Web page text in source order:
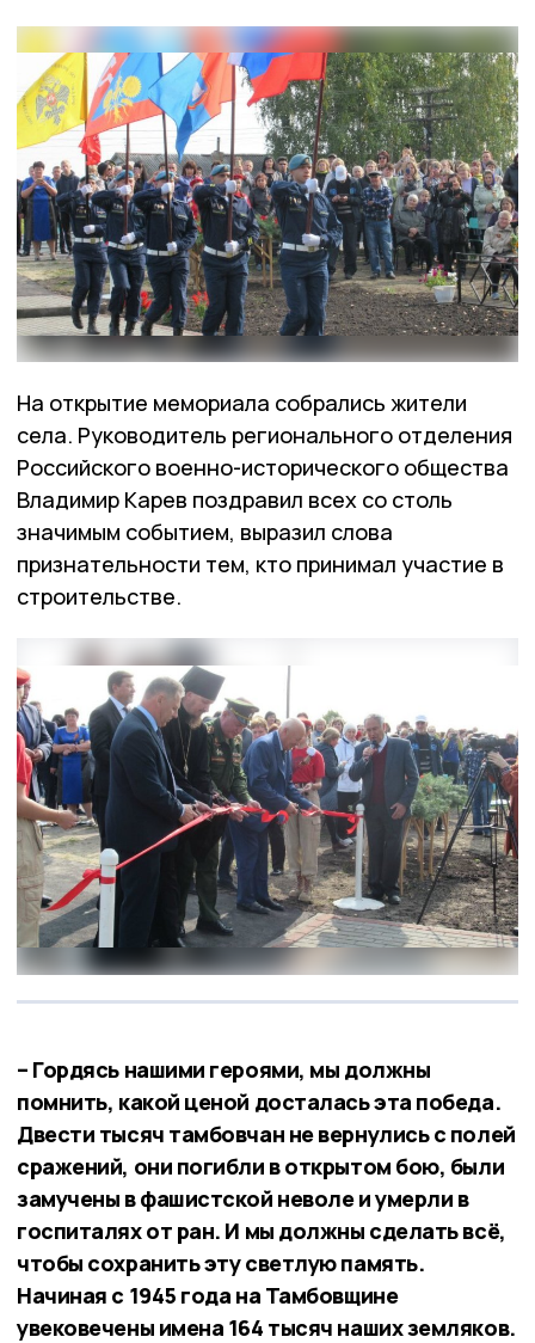
На открытие мемориала собрались жители
села. Руководитель регионального отделения
Российского военно-исторического общества
Владимир Карев поздравил всех со столь
значимым событием, выразил слова
признательности тем, кто принимал участие в
строительстве.
– Гордясь нашими героями, мы должны
помнить, какой ценой досталась эта победа.
Двести тысяч тамбовчан не вернулись с полей
сражений, они погибли в открытом бою, были
замучены в фашистской неволе и умерли в
госпиталях от ран. И мы должны сделать всё,
чтобы сохранить эту светлую память.
Начиная с 1945 года на Тамбовщине
увековечены имена 164 тысяч наших земляков.